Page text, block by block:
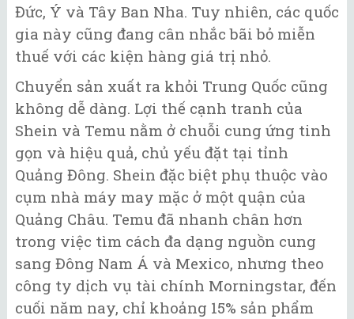
Đức, Ý và Tây Ban Nha. Tuy nhiên, các quốc
gia này cũng đang cân nhắc bãi bỏ miễn
thuế với các kiện hàng giá trị nhỏ.
Chuyển sản xuất ra khỏi Trung Quốc cũng
không dễ dàng. Lợi thế cạnh tranh của
Shein và Temu nằm ở chuỗi cung ứng tinh
gọn và hiệu quả, chủ yếu đặt tại tỉnh
Quảng Đông. Shein đặc biệt phụ thuộc vào
cụm nhà máy may mặc ở một quận của
Quảng Châu. Temu đã nhanh chân hơn
trong việc tìm cách đa dạng nguồn cung
sang Đông Nam Á và Mexico, nhưng theo
công ty dịch vụ tài chính Morningstar, đến
cuối năm nay, chỉ khoảng 15% sản phẩm